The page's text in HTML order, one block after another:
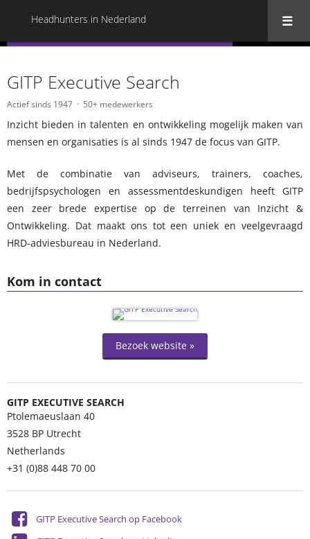
Headhunters in Nederland
Kom in contact
Bezoek website »
GITP EXECUTIVE SEARCH
Ptolemaeuslaan 40
3528 BP Utrecht
Netherlands
+31 (0)88 448 70 00
GITP Executive Search op Facebook
GITP Executive Search
Actief sinds 1947 50+ medewerkers
Inzicht bieden in talenten en ontwikkeling mogelijk maken van
mensen en organisaties is al sinds 1947 de focus van GITP.
Met de combinatie van adviseurs, trainers, coaches,
bedrijfspsychologen en assessmentdeskundigen heeft GITP
een zeer brede expertise op de terreinen van Inzicht &
Ontwikkeling. Dat maakt ons tot een uniek en veelgevraagd
HRD-adviesbureau in Nederland.